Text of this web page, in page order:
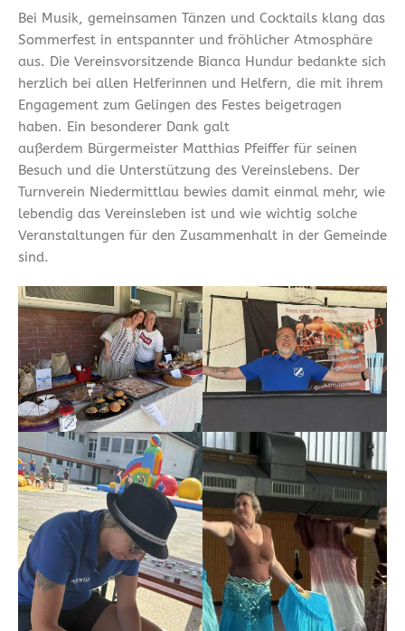
Bei Musik, gemeinsamen Tänzen und Cocktails klang das
Sommerfest in entspannter und fröhlicher Atmosphäre
aus. Die Vereinsvorsitzende Bianca Hundur bedankte sich
herzlich bei allen Helferinnen und Helfern, die mit ihrem
Engagement zum Gelingen des Festes beigetragen
haben. Ein besonderer Dank galt
außerdem Bürgermeister Matthias Pfeiffer für seinen
Besuch und die Unterstützung des Vereinslebens. Der
Turnverein Niedermittlau bewies damit einmal mehr, wie
lebendig das Vereinsleben ist und wie wichtig solche
Veranstaltungen für den Zusammenhalt in der Gemeinde
sind.